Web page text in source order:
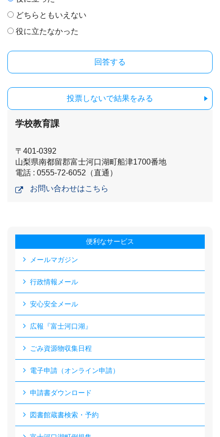
どちらともいえない
役に立たなかった
投票しないで結果をみる
学校教育課
〒401-0392
山梨県南都留郡富士河口湖町船津1700番地
電話 : 0555-72-6052（直通）
お問い合わせはこちら
便利なサービス
メールマガジン
行政情報メール
安心安全メール
広報『富士河口湖』
ごみ資源物収集日程
電子申請（オンライン申請）
申請書ダウンロード
図書館蔵書検索・予約